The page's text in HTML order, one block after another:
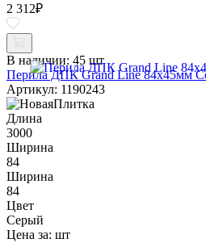
2 312₽
В наличии: 45 шт
Перила ДПК Grand Line 84х45мм
Артикул: 1190243
Длина
3000
Ширина
84
Ширина
84
Цвет
Серый
Цена за: шт